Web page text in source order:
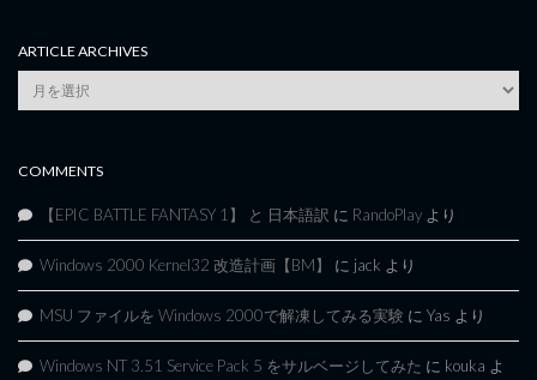
ARTICLE ARCHIVES
Article
Archives
COMMENTS
【EPIC BATTLE FANTASY 1】 と 日本語訳 に RandoPlay より
Windows 2000 Kernel32 改造計画【BM】 に jack より
MSU ファイルを Windows 2000で解凍してみる実験 に Yas より
Windows NT 3.51 Service Pack 5 をサルベージしてみた に kouka よ